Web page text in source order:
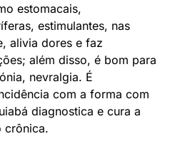
estomacais,
estimulantes, nas
alivia dores e faz
além disso, é bom para
nevralgia. É
com a forma com
diagnostica e cura a
crônica.